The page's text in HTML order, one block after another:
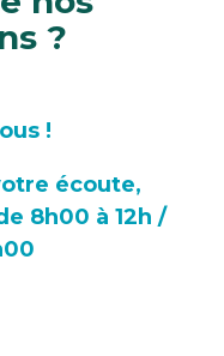
?
!
écoute,
8h00 à 12h /